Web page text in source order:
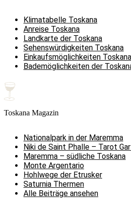
Klimatabelle Toskana
Anreise Toskana
Landkarte der Toskana
Sehenswürdigkeiten Toskana
Einkaufsmöglichkeiten Toskana
Bademöglichkeiten der
Toskana Magazin
Nationalpark in der Maremma
Niki de Saint Phalle – Tarot
Maremma – südliche Toskana
Monte Argentario
Hohlwege der Etrusker
Saturnia Thermen
Alle Beiträge ansehen